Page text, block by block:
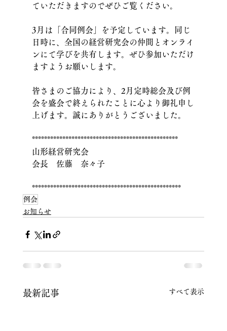
ていただきますのでぜひご覧ください。
3月は「合同例会」を予定しています。同じ
日時に、全国の経営研究会の仲間とオンライ
ンにて学びを共有します。ぜひ参加いただけ
ますようお願いします。
皆さまのご協力により、2月定時総会及び例
会を盛会で終えられたことに心より御礼申し
上げます。誠にありがとうございました。
************************************************
山形経営研究会
会長　佐藤　奈々子
*************************************************
例会
お知らせ
最新記事 すべて表示